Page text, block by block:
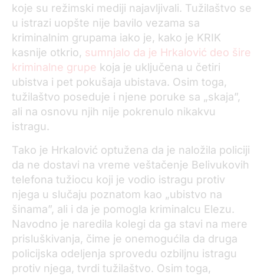
koje su režimski mediji najavljivali. Tužilaštvo se
u istrazi uopšte nije bavilo vezama sa
kriminalnim grupama iako je, kako je KRIK
kasnije otkrio, sumnjalo da je Hrkalović deo šire
kriminalne grupe koja je uključena u četiri
ubistva i pet pokušaja ubistava. Osim toga,
tužilaštvo poseduje i njene poruke sa „skaja”,
ali na osnovu njih nije pokrenulo nikakvu
istragu.
Tako je Hrkalović optužena da je naložila policiji
da ne dostavi na vreme veštačenje Belivukovih
telefona tužiocu koji je vodio istragu protiv
njega u slučaju poznatom kao „ubistvo na
šinama”, ali i da je pomogla kriminalcu Elezu.
Navodno je naredila kolegi da ga stavi na mere
prisluškivanja, čime je onemogućila da druga
policijska odeljenja sprovedu ozbiljnu istragu
protiv njega, tvrdi tužilaštvo. Osim toga,